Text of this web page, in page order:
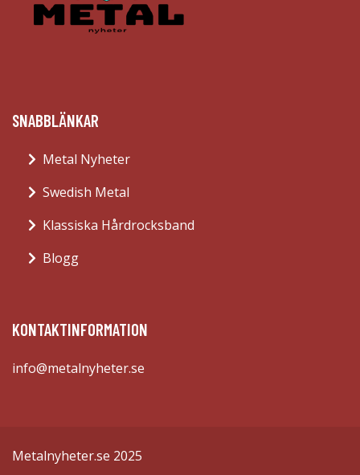
SNABBLÄNKAR
Metal Nyheter
Swedish Metal
Klassiska Hårdrocksband
Blogg
KONTAKTINFORMATION
info@metalnyheter.se
Metalnyheter.se 2025